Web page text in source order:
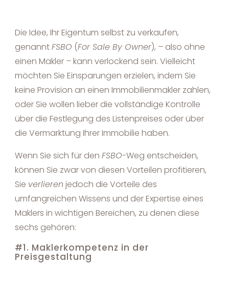
Die Idee, Ihr Eigentum selbst zu verkaufen,
genanntFSBO (For Sale By Owner), – also ohne
einen Makler –kann verlockend sein. Vielleicht
möchten Sie Einsparungen erzielen, indem Sie
keine Provision an einen Immobilienmakler zahlen,
oder Sie wollen lieber die vollständige Kontrolle
über die Festlegung des Listenpreises oder über
die Vermarktung Ihrer Immobilie haben.
Wenn Sie sich für denFSBO-Weg entscheiden,
können Sie zwar von diesen Vorteilen profitieren,
Sie verlieren jedoch die Vorteile des
umfangreichen Wissens und der Expertise eines
Maklers in wichtigen Bereichen, zu denen diese
sechs gehören:
#1. Maklerkompetenz in der
Preisgestaltung